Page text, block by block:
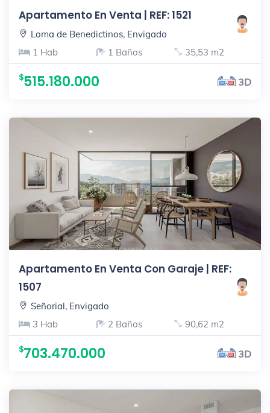
Apartamento En Venta | REF: 1521
Loma de Benedictinos, Envigado
1 Hab
1 Baños 35,53 m2
515.180.000 3D
Apartamento En Venta Con Garaje | REF:
1507
Señorial, Envigado
3 Hab
2 Baños 90,62 m2
703.470.000 3D